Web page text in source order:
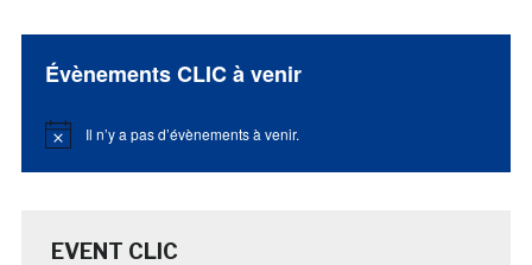
Évènements CLIC à venir
Notice Il n’y a pas d’évènements à venir.
EVENT CLIC